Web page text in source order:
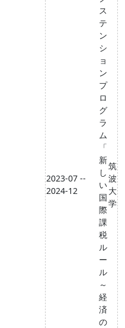
2023-07 --
2024-12
ス
テ
ン
シ
ョ
ン
プ
ロ
グ
ラ
ム
「
新
し
い
国
際
課
税
ル
ー
ル
～
経
済
の
筑
波
大
学